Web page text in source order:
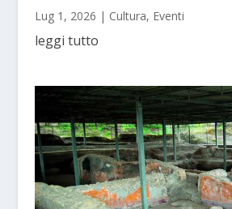
Lug 1, 2026 | Cultura, Eventi
leggi tutto